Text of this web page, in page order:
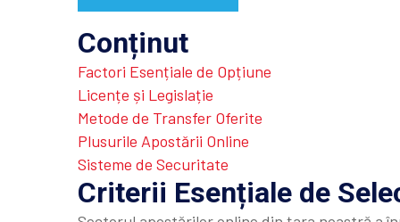
Conținut
Factori Esențiale de Opțiune
Licențe și Legislație
Metode de Transfer Oferite
Plusurile Apostării Online
Sisteme de Securitate
Criterii Esențiale de